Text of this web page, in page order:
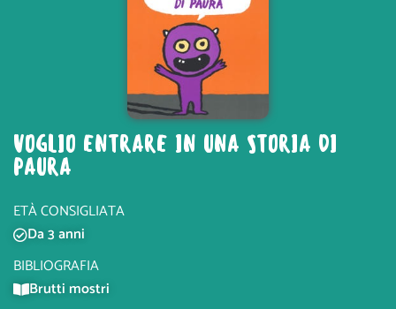
VOGLIO ENTRARE IN UNA STORIA DI
PAURA
ETÀ CONSIGLIATA
Da 3 anni
BIBLIOGRAFIA
Brutti mostri